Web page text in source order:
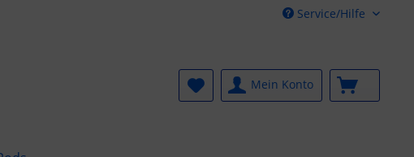
Service/Hilfe
Mein Konto